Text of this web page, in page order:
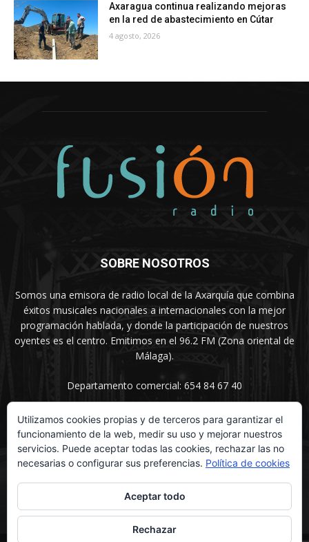
Axaragua continua realizando mejoras
en la red de abastecimiento en Cútar
4 agosto, 2026
SOBRE NOSOTROS
Somos una emisora de radio local de la Axarquía que combina
éxitos musicales nacionales a internacionales con la mejor
programación hablada, y donde la participación de nuestros
oyentes es el centro. Emitimos en el 96.2 FM (Zona oriental de
Málaga).
Departamento comercial: 654 84 67 40
SÍGUENOS
Utilizamos cookies propias y de terceros para garantizar el
funcionamiento de la web, medir su uso y mejorar nuestros
servicios. Puede aceptar todas las cookies, rechazar las no
necesarias o configurar sus preferencias. Política de cookies
Aceptar todo
Rechazar